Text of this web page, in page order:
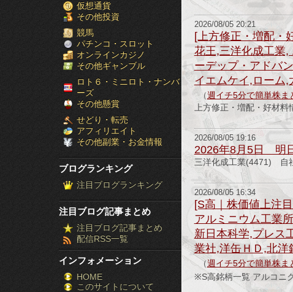
ン
テ
ナ
［ブ
ロ
グ
ラ
ン
キ
ン
グ］-
株
仮想通貨
その他投資
競馬
パチンコ・スロット
オンラインカジノ
その他ギャンブル
ロト６・ミニロト・ナンバ
ーズ
その他懸賞
せどり・転売
アフィリエイト
その他副業・お金情報
ブログランキング
注目ブログランキング
注目ブログ記事まとめ
注目ブログ記事まとめ
配信RSS一覧
インフォメーション
HOME
このサイトについて
2026/08/05 20:21
[上方修正・増配・
花王,三洋化成工業,
ーデップ・アドバ
イエムケイ,ローム
（週イチ5分で簡単株
上方修正・増配・好材
2026/08/05 19:16
2026年8月5日 明
三洋化成工業(4471) 自
2026/08/05 16:34
[S高｜株価値上注
アルミニウム工業
新日本科学,プレス
業社,洋缶ＨＤ,北洋
（週イチ5分で簡単株
※S高銘柄一覧 アル